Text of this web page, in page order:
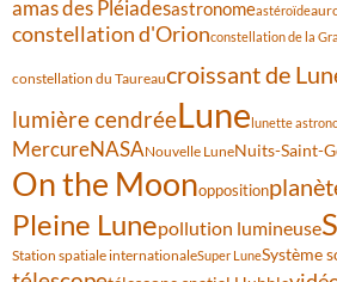
amas des Pléiadesastronomeastéroïde
constellation d'Orionconstellation de la
constellation du Taureaucroissant de
lumière cendréeLunelunette
MercureNASANouvelle LuneNuits-Saint-
On the Moonopposition
Pleine Lunepollution lumineuse
Station spatiale internationaleSuper LuneSystème